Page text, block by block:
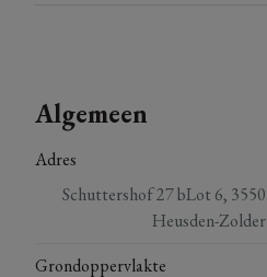
Algemeen
Adres
Schuttershof 27 bLot 6, 3550
Heusden-Zolder
Grondoppervlakte